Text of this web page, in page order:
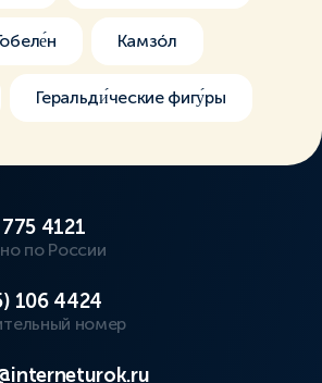
Камзóл
Геральди́ческие фигу́ры
4121
по России
106 4424
номер